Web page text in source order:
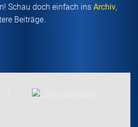
Schau doch einfach ins Archiv,
Beiträge.